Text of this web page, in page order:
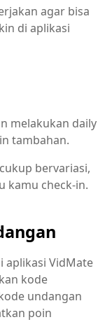
agar bisa
di aplikasi
melakukan daily
tambahan.
bervariasi,
kamu check-in.
aplikasi VidMate
kode
undangan
poin